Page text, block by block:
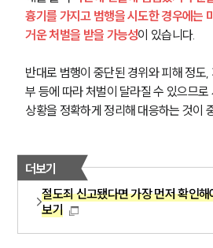
흉기를 가지고 범행을 시도한 경우에는
거운 처벌을 받을 가능성이 있습니다.
반대로 범행이 중단된 경위와 피해 정도,
부 등에 따라 처벌이 달라질 수 있으므로
상황을 정확하게 정리해 대응하는 것이
더보기
절도죄 신고됐다면 가장 먼저 확인
보기